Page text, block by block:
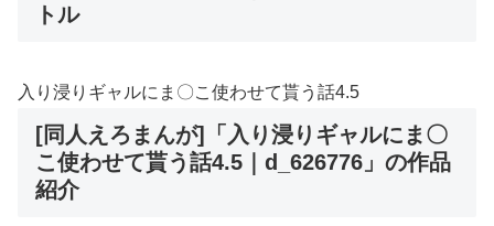
トル
入り浸りギャルにま〇こ使わせて貰う話4.5
[同人えろまんが]「入り浸りギャルにま〇
こ使わせて貰う話4.5｜d_626776」の作品
紹介